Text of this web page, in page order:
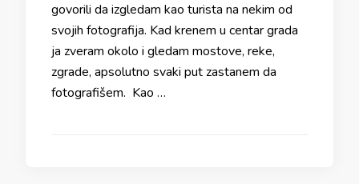
govorili da izgledam kao turista na nekim od
svojih fotografija. Kad krenem u centar grada
ja zveram okolo i gledam mostove, reke,
zgrade, apsolutno svaki put zastanem da
fotografišem. Kao …